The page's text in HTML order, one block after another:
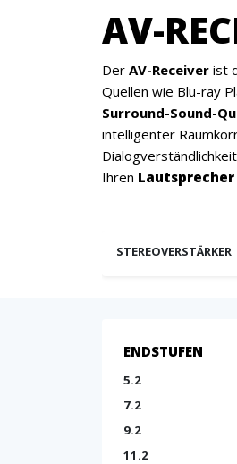
AV-
Der AV-Receiver ist
Quellen wie Blu-ray
Surround-Sound-
intelligenter
Ihren Lautsprecher
STEREOVERSTÄRKER
ENDSTUFEN
5.2
7.2
9.2
11.2